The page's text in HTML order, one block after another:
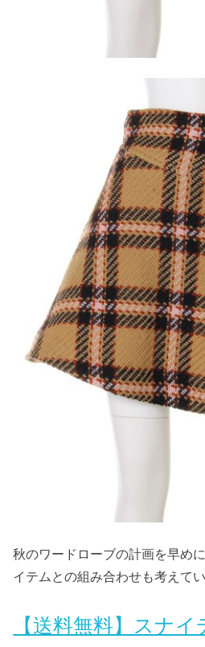
秋のワードローブの計画を早め
イテムとの組み合わせも考えて
【送料無料】スナ